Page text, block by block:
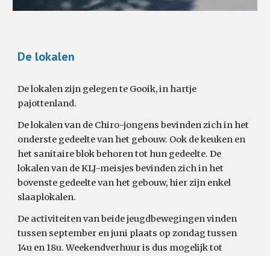
De lokalen
De lokalen zijn gelegen te Gooik, in hartje
pajottenland.
De lokalen van de Chiro-jongens bevinden zich in het
onderste gedeelte van het gebouw. Ook de keuken en
het sanitaire blok behoren tot hun gedeelte. De
lokalen van de KLJ-meisjes bevinden zich in het
bovenste gedeelte van het gebouw, hier zijn enkel
slaaplokalen.
De activiteiten van beide jeugdbewegingen vinden
tussen september en juni plaats op zondag tussen
14u en 18u. Weekendverhuur is dus mogelijk tot